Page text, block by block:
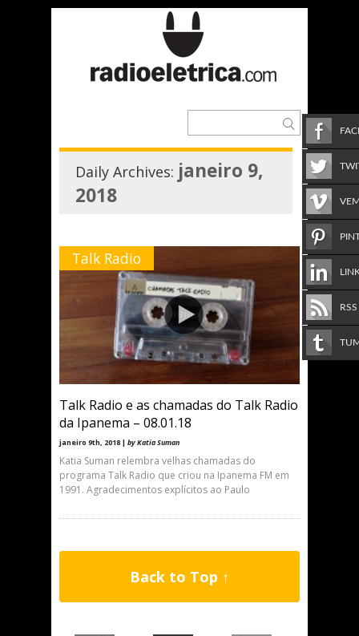
Daily Archives: janeiro 9,
2018
Talk Radio
Talk Radio e as chamadas do Talk Radio
da Ipanema – 08.01.18
janeiro 9th, 2018 | by Katia Suman
Katia Suman relembra velhas chamadas do
programa Talk Radio que criou na Ipanema FM em
1991. Agradecimentos explícitos ao Paulo
Back to Top ↑
RSS